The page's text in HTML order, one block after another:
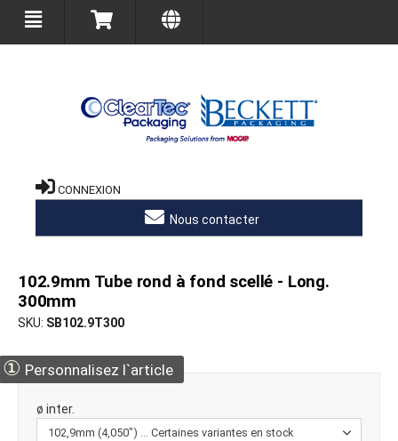
CONNEXION
Nous contacter
102.9mm Tube rond à fond scellé - Long.
300mm
SKU SB102.9T300
① Personnalisez l`article
ø inter.